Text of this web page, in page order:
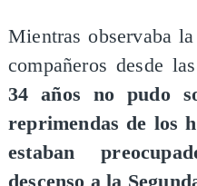
Mientras observaba
compañeros desde
34 años no pudo
reprimendas de los
estaban
descenso a la